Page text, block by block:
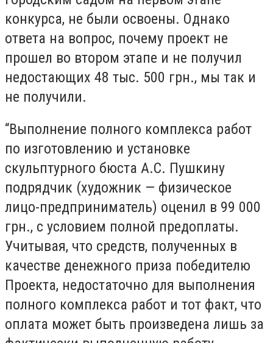
конкурса, не были освоены. Однако
ответа на вопрос, почему проект не
прошел во втором этапе и не получил
недостающих 48 тыс. 500 грн., мы так и
не получили.
“Выполнение полного комплекса работ
по изготовлению и установке
скульптурного бюста А.С. Пушкину
подрядчик (художник — физическое
лицо-предприниматель) оценил в 99 000
грн., с условием полной предоплаты.
Учитывая, что средств, полученных в
качестве денежного приза победителю
Проекта, недостаточно для выполнения
полного комплекса работ и тот факт, что
оплата может быть произведена лишь за